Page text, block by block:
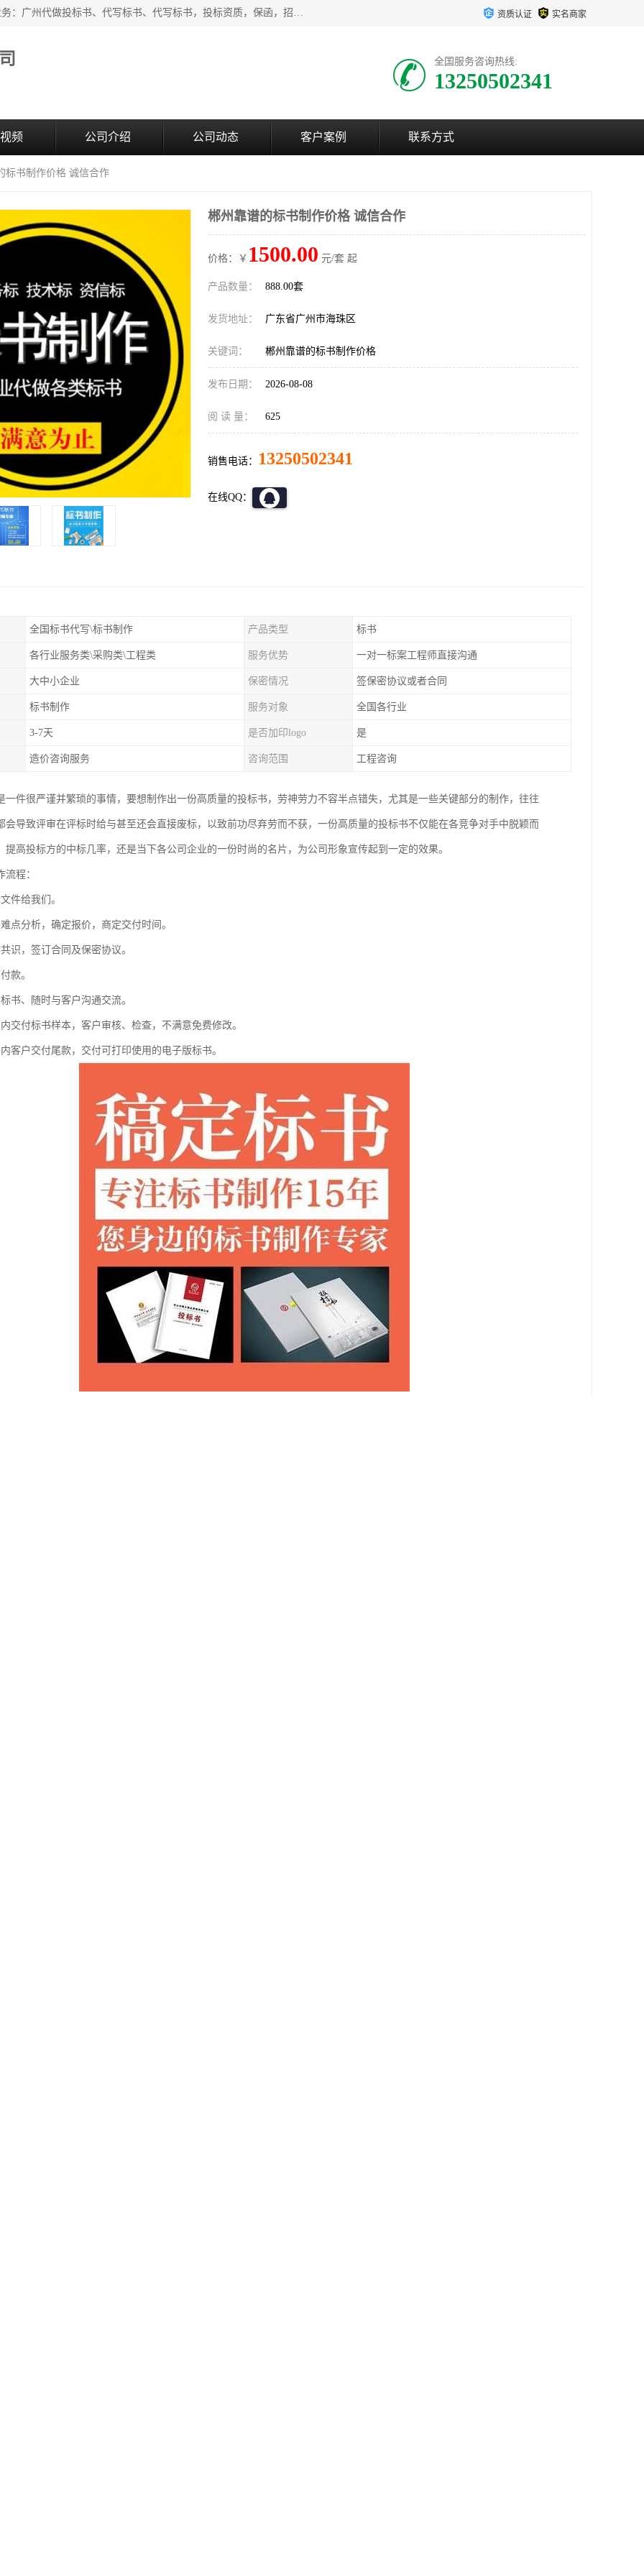
广州中赢信息科技有限公司是一家广州标书制作公司，主营业务：广州代做投标书、代写标书、代写标书，投标资质，保函，招投标培训等等，只要是投标中有需要的，我们这里都可以帮您解决。代写标书的中标案例也有很多。欢迎来电合作。 资质认证 实名商家
全国服务咨询热线:
13250502341
频 公司介绍 公司动态 客户案例 联系方式
标书制作价格 诚信合作
郴州靠谱的标书制作价格 诚信合作
价格：￥ 1500.00 元/套 起
产品数量： 888.00套
发货地址： 广东省广州市海珠区
关键词： 郴州靠谱的标书制作价格
发布日期： 2026-08-08
阅 读 量： 625
销售电话： 13250502341
在线QQ：
全国标书代写\标书制作 产品类型 标书
各行业服务类\采购类\工程类 服务优势 一对一标案工程师直接沟通
大中小企业 保密情况 签保密协议或者合同
标书制作 服务对象 全国各行业
3-7天 是否加印logo 是
造价咨询服务 咨询范围 工程咨询
一件很严谨并繁琐的事情，要想制作出一份高质量的投标书，劳神劳力不容半点错失，尤其是一些关键部分的制作，往往
会导致评审在评标时给与甚至还会直接废标，以致前功尽弃劳而不获，一份高质量的投标书不仅能在各竞争对手中脱颖而
提高投标方的中标几率，还是当下各公司企业的一份时尚的名片，为公司形象宣传起到一定的效果。
流程：
件给我们。
点分析，确定报价，商定交付时间。
识，签订合同及保密协议。
款。
书、随时与客户沟通交流。
交付标书样本，客户审核、检查，不满意免费修改。
客户交付尾款，交付可打印使用的电子版标书。